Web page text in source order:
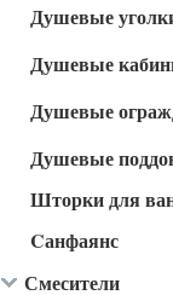
Душевые
Душевые
Душевые
Душевые
Шторки для
Cанфаянс
Смесители